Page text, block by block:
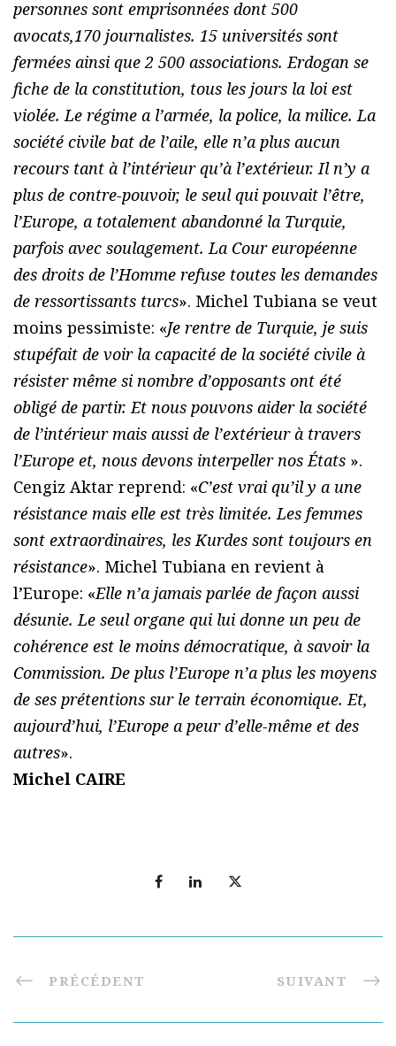
personnes sont emprisonnées dont 500
avocats,170 journalistes. 15 universités sont
fermées ainsi que 2 500 associations. Erdogan se
fiche de la constitution, tous les jours la loi est
violée. Le régime a l’armée, la police, la milice. La
société civile bat de l’aile, elle n’a plus aucun
recours tant à l’intérieur qu’à l’extérieur. Il n’y a
plus de contre-pouvoir, le seul qui pouvait l’être,
l’Europe, a totalement abandonné la Turquie,
parfois avec soulagement. La Cour européenne
des droits de l’Homme refuse toutes les demandes
de ressortissants turcs». Michel Tubiana se veut
moins pessimiste: «Je rentre de Turquie, je suis
stupéfait de voir la capacité de la société civile à
résister même si nombre d’opposants ont été
obligé de partir. Et nous pouvons aider la société
de l’intérieur mais aussi de l’extérieur à travers
l’Europe et, nous devons interpeller nos États ».
Cengiz Aktar reprend: «C’est vrai qu’il y a une
résistance mais elle est très limitée. Les femmes
sont extraordinaires, les Kurdes sont toujours en
résistance». Michel Tubiana en revient à
l’Europe: «Elle n’a jamais parlée de façon aussi
désunie. Le seul organe qui lui donne un peu de
cohérence est le moins démocratique, à savoir la
Commission. De plus l’Europe n’a plus les moyens
de ses prétentions sur le terrain économique. Et,
aujourd’hui, l’Europe a peur d’elle-même et des
autres».
Michel CAIRE
PRÉCÉDENT SUIVANT